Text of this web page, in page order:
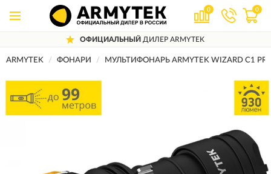
0 0
ОФИЦИАЛЬНЫЙДИЛЕР ARMYTEK
ARMYTEK ФОНАРИ МУЛЬТИФОНАРЬ ARMYTEK WIZARD C1